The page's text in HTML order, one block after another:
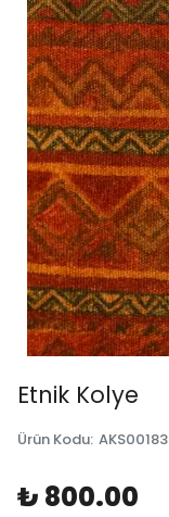
Etnik Kolye
Ürün Kodu: AKS00183
₺ 800.00